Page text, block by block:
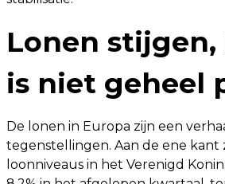
Lonen
is niet geheel
De lonen in Europa zijn een
tegenstellingen. Aan de ene kant
loonniveaus in het Verenigd